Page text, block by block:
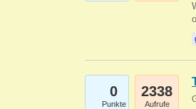
0
Punkte
2338
Aufrufe